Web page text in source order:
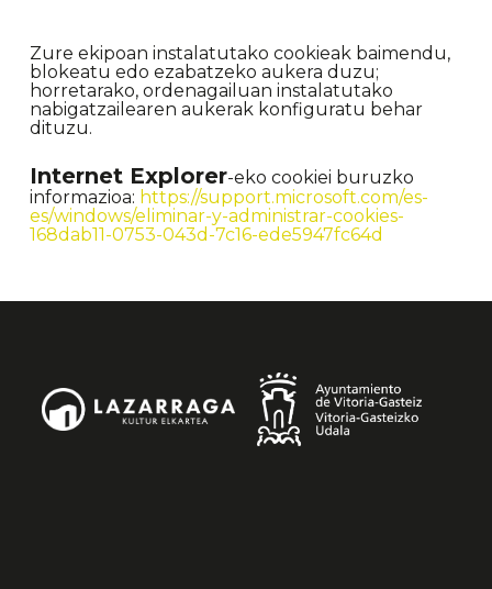
Zure ekipoan instalatutako cookieak baimendu,
blokeatu edo ezabatzeko aukera duzu;
horretarako, ordenagailuan instalatutako
nabigatzailearen aukerak konfiguratu behar
dituzu.
Internet Explorer-eko cookiei buruzko
informazioa: https://support.microsoft.com/es-
es/windows/eliminar-y-administrar-cookies-
168dab11-0753-043d-7c16-ede5947fc64d